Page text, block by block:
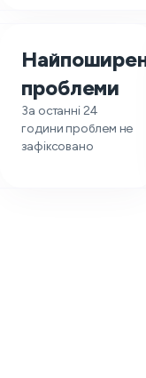
проблеми
За останні 24
години проблем не
зафіксовано